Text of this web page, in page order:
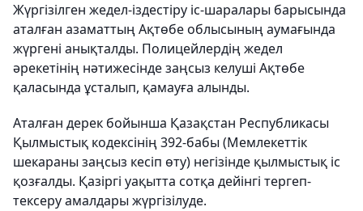
Жүргізілген жедел-іздестіру іс-шаралары барысында
аталған азаматтың Ақтөбе облысының аумағында
жүргені анықталды. Полицейлердің жедел
әрекетінің нәтижесінде заңсыз келуші Ақтөбе
қаласында ұсталып, қамауға алынды.
Аталған дерек бойынша Қазақстан Республикасы
Қылмыстық кодексінің 392-бабы (Мемлекеттік
шекараны заңсыз кесіп өту) негізінде қылмыстық іс
қозғалды. Қазіргі уақытта сотқа дейінгі тергеп-
тексеру амалдары жүргізілуде.